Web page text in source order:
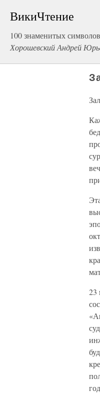
ВикиЧтение
100 знаменитых
Хорошевский Андрей
23